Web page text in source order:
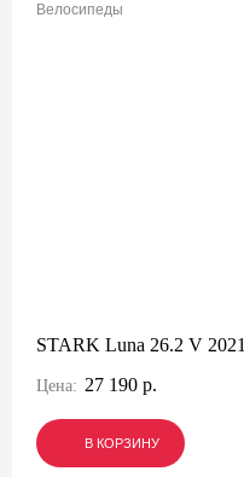
Велосипеды
STARK Luna 26.2 V 2021
Цена: 27 190 р.
В КОРЗИНУ
В КОРЗИНУ
В КОРЗИНУ